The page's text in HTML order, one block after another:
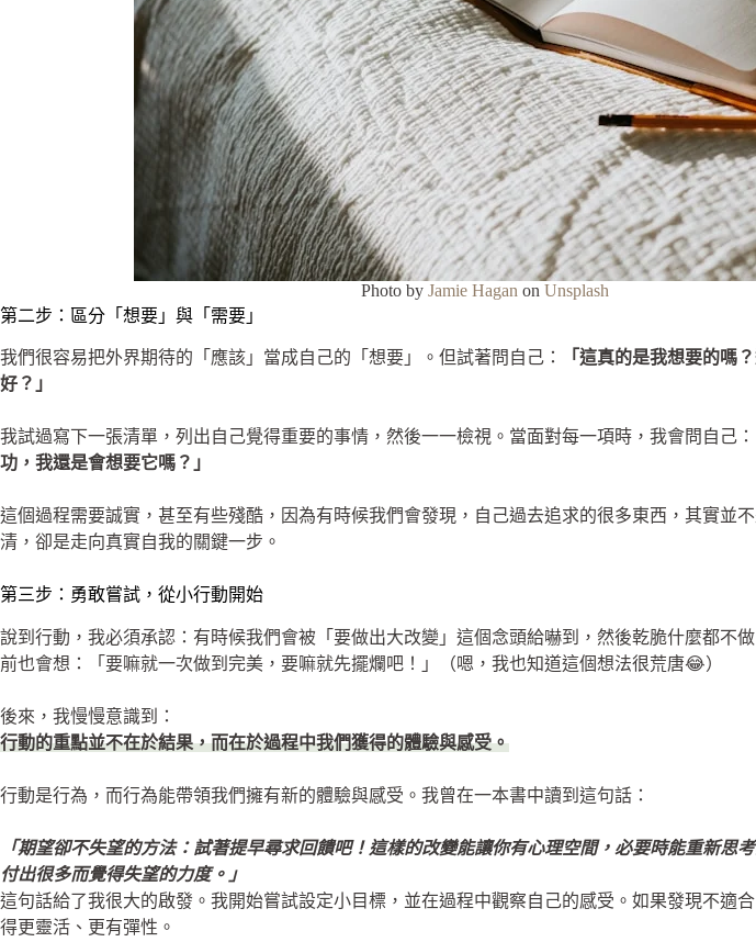
Photo by Jamie Hagan on Unsplash
第二步：區分「想要」與「需要」
我們很容易把外界期待的「應該」當成自己的「想要」。但試著問自己：
「這真的是我想要的嗎
好？」
我試過寫下一張清單，列出自己覺得重要的事情，然後一一檢視。當面對每一項時，我會問自己：
功，我還是會想要它嗎？」
這個過程需要誠實，甚至有些殘酷，因為有時候我們會發現，自己過去追求的很多東西，其實並
清，卻是走向真實自我的關鍵一步。
第三步：勇敢嘗試，從小行動開始
說到行動，我必須承認：有時候我們會被「要做出大改變」這個念頭給嚇到，然後乾脆什麼都不
前也會想：「要嘛就一次做到完美，要嘛就先擺爛吧！」（嗯，我也知道這個想法很荒唐😂）
後來，我慢慢意識到：
行動的重點並不在於結果，而在於過程中我們獲得的體驗與感受。
行動是行為，而行為能帶領我們擁有新的體驗與感受。我曾在一本書中讀到這句話：
「期望卻不失望的方法：試著提早尋求回饋吧！這樣的改變能讓你有心理空間，必要時能重新思
付出很多而覺得失望的力度。」
這句話給了我很大的啟發。我開始嘗試設定小目標，並在過程中觀察自己的感受。如果發現不適
得更靈活、更有彈性。